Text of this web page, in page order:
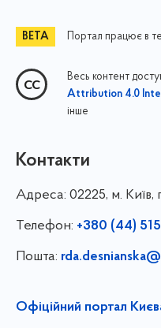
Портал працює в
Весь контент
Attribution 4.0
інше
Контакти
Адреса: 02225, м.
Телефон: +380 (44)
Пошта:
Офіційний портал